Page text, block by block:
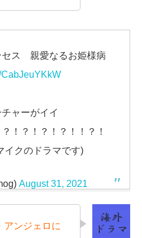
セス 親愛なるお姫様病
CabJeuYKkW
ャーがイイ
！？！？！？！！？！
イクのドラマです)
August 31, 2021
アンジェロに